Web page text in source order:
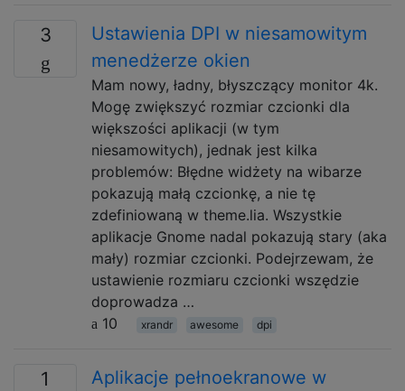
3
Ustawienia DPI w niesamowitym
menedżerze okien
Mam nowy, ładny, błyszczący monitor 4k.
Mogę zwiększyć rozmiar czcionki dla
większości aplikacji (w tym
niesamowitych), jednak jest kilka
problemów: Błędne widżety na wibarze
pokazują małą czcionkę, a nie tę
zdefiniowaną w theme.lia. Wszystkie
aplikacje Gnome nadal pokazują stary (aka
mały) rozmiar czcionki. Podejrzewam, że
ustawienie rozmiaru czcionki wszędzie
doprowadza …
10
xrandr awesome dpi
1
Aplikacje pełnoekranowe w